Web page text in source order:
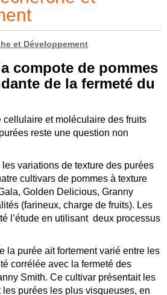
et Développement
compote de pommes
de la fermeté du
cellulaire et moléculaire des fruits
reste une question non
variations de texture des purées
cultivars de pommes à texture
Golden Delicious, Granny
(farineux, charge de fruits). Les
l’étude en utilisant deux processus
la purée ait fortement varié entre les
corrélée avec la fermeté des
Smith. Ce cultivar présentait les
purées les plus visqueuses, en